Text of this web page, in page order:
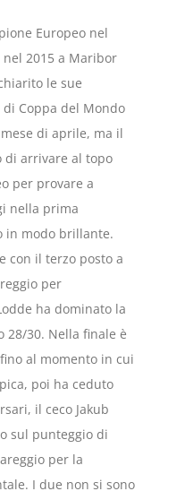
Europeo nel
nel 2015 a Maribor
le sue
Coppa del Mondo
di aprile, ma il
di arrivare al topo
per provare a
nella prima
in modo brillante.
con il terzo posto a
per
ha dominato la
28/30. Nella finale è
al momento in cui
poi ha ceduto
il ceco Jakub
sul punteggio di
per la
I due non si sono